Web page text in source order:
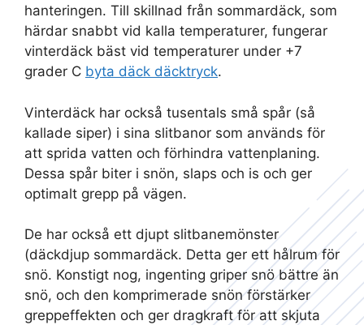
hanteringen. Till skillnad från sommardäck, som
härdar snabbt vid kalla temperaturer, fungerar
vinterdäck bäst vid temperaturer under +7
grader C byta däck däcktryck.
Vinterdäck har också tusentals små spår (så
kallade siper) i sina slitbanor som används för
att sprida vatten och förhindra vattenplaning.
Dessa spår biter i snön, slaps och is och ger
optimalt grepp på vägen.
De har också ett djupt slitbanemönster
(däckdjup sommardäck. Detta ger ett hålrum för
snö. Konstigt nog, ingenting griper snö bättre än
snö, och den komprimerade snön förstärker
greppeffekten och ger dragkraft för att skjuta